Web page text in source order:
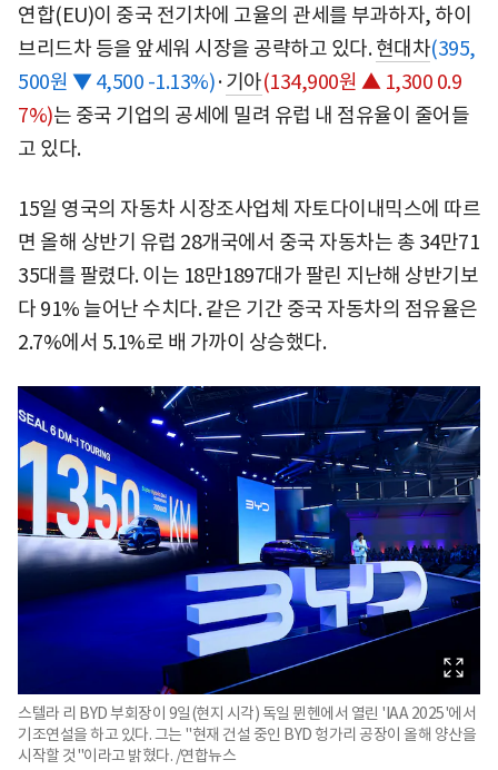
연합(EU)이 중국 전기차에 고율의 관세를 부과하자, 하이
브리드차 등을 앞세워 시장을 공략하고 있다.현대차(395,
500원 ▼ 4,500 -1.13%)·기아(134,900원 ▲ 1,300 0.9
7%)는 중국 기업의 공세에 밀려 유럽 내 점유율이 줄어들
고 있다.
15일 영국의 자동차 시장조사업체 자토다이내믹스에 따르
면 올해 상반기 유럽 28개국에서 중국 자동차는 총 34만71
35대를 팔렸다. 이는 18만1897대가 팔린 지난해 상반기보
다 91% 늘어난 수치다. 같은 기간 중국 자동차의 점유율은
2.7%에서 5.1%로 배 가까이 상승했다.
스텔라 리 BYD 부회장이 9일(현지 시각) 독일 뮌헨에서 열린 'IAA 2025'에서
기조연설을 하고 있다. 그는 "현재 건설 중인 BYD 헝가리 공장이 올해 양산을
시작할 것"이라고 밝혔다. /연합뉴스